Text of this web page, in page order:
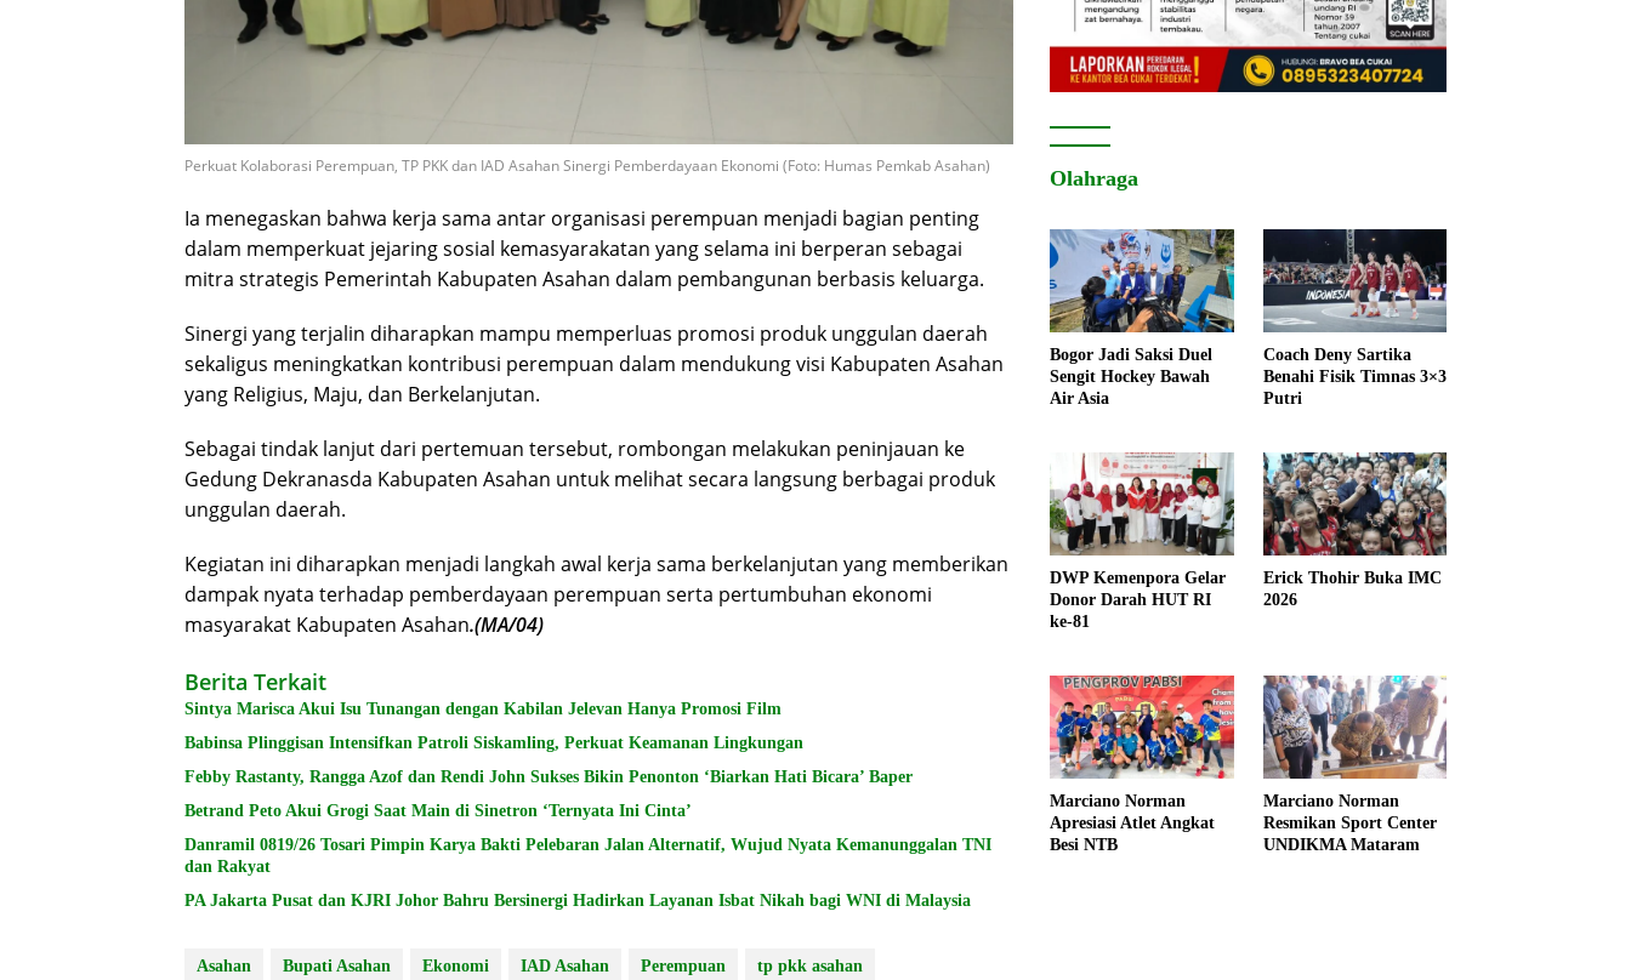
Perkuat Kolaborasi Perempuan, TP PKK dan IAD Asahan Sinergi Pemberdayaan Ekonomi (Foto: Humas Pemkab Asahan)
Ia menegaskan bahwa kerja sama antar organisasi perempuan menjadi bagian penting
dalam memperkuat jejaring sosial kemasyarakatan yang selama ini berperan sebagai
mitra strategis Pemerintah Kabupaten Asahan dalam pembangunan berbasis keluarga.
Sinergi yang terjalin diharapkan mampu memperluas promosi produk unggulan daerah
sekaligus meningkatkan kontribusi perempuan dalam mendukung visi Kabupaten Asahan
yang Religius, Maju, dan Berkelanjutan.
Sebagai tindak lanjut dari pertemuan tersebut, rombongan melakukan peninjauan ke
Gedung Dekranasda Kabupaten Asahan untuk melihat secara langsung berbagai produk
unggulan daerah.
Kegiatan ini diharapkan menjadi langkah awal kerja sama berkelanjutan yang memberikan
dampak nyata terhadap pemberdayaan perempuan serta pertumbuhan ekonomi
masyarakat Kabupaten Asahan.(MA/04)
Berita Terkait
Sintya Marisca Akui Isu Tunangan dengan Kabilan Jelevan Hanya Promosi Film
Babinsa Plinggisan Intensifkan Patroli Siskamling, Perkuat Keamanan Lingkungan
Febby Rastanty, Rangga Azof dan Rendi John Sukses Bikin Penonton ‘Biarkan Hati Bicara’ Baper
Betrand Peto Akui Grogi Saat Main di Sinetron ‘Ternyata Ini Cinta’
Danramil 0819/26 Tosari Pimpin Karya Bakti Pelebaran Jalan Alternatif, Wujud Nyata Kemanunggalan TNI
dan Rakyat
PA Jakarta Pusat dan KJRI Johor Bahru Bersinergi Hadirkan Layanan Isbat Nikah bagi WNI di Malaysia
Asahan Bupati Asahan Ekonomi IAD Asahan Perempuan tp pkk asahan
Olahraga
Bogor Jadi Saksi Duel
Sengit Hockey Bawah
Air Asia
Coach Deny Sartika
Benahi Fisik Timnas 3×3
Putri
DWP Kemenpora Gelar
Donor Darah HUT RI
ke-81
Erick Thohir Buka IMC
2026
Marciano Norman
Apresiasi Atlet Angkat
Besi NTB
Marciano Norman
Resmikan Sport Center
UNDIKMA Mataram